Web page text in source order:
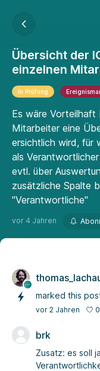
Übersicht der
einzelnen
In Prüfung
Es wäre Vorteilhaft
Mitarbeiter eine
ersichtlich wird, für
als
evtl. über
zusätzliche Spalte
"Verantwortliche"
vor 4 Jahren
marked this
vor 2 Jahren 0
brk
Zusatz: es soll